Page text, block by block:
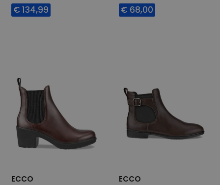
€ 134,99 € 68,00
ECCO ECCO